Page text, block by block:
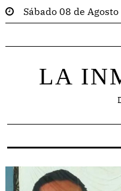
Sábado 08 de
LA